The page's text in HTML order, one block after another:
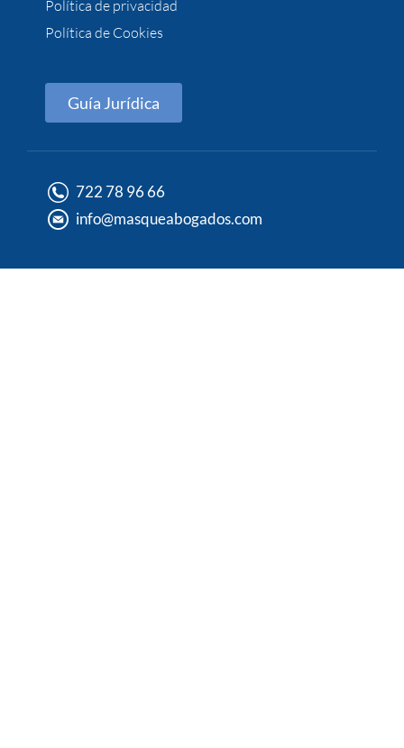
Política de privacidad
Política de Cookies
Guía Jurídica
722 78 96 66
info@masqueabogados.com